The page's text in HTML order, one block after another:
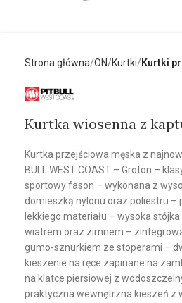
Strona główna ON Kurtki Kurtki
Kurtka wiosenna z
Kurtka przejściowa męska z
BULL WEST COAST – Groton –
sportowy fason – wykonana z
domieszką nylonu oraz poliestru –
lekkiego materiału – wysoka
wiatrem oraz zimnem –
gumo-sznurkiem ze stoperami –
kieszenie na ręce zapinane na
na klatce piersiowej z
praktyczna wewnętrzna kieszeń z